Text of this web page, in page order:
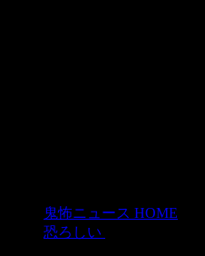
鬼怖ニュース HOME
恐ろしい